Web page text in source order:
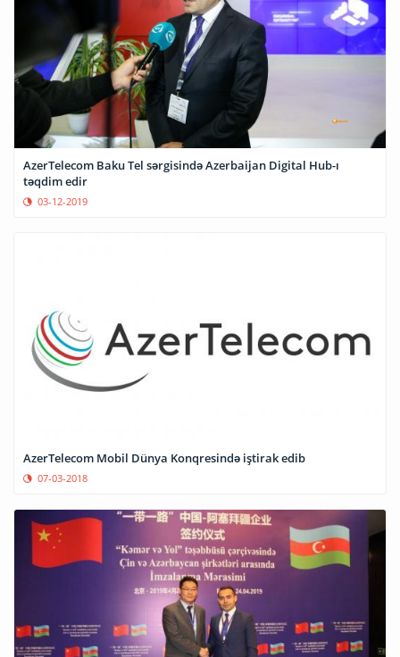
AzerTelecom Baku Tel sərgisində Azerbaijan Digital Hub-ı
təqdim edir
03-12-2019
AzerTelecom Mobil Dünya Konqresində iştirak edib
07-03-2018